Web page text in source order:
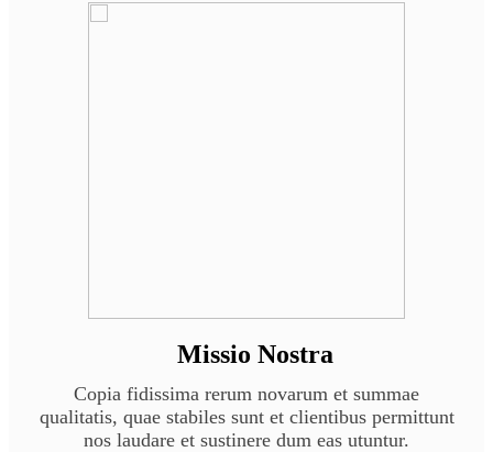
Missio Nostra
Copia fidissima rerum novarum et summae
qualitatis, quae stabiles sunt et clientibus permittunt
nos laudare et sustinere dum eas utuntur.